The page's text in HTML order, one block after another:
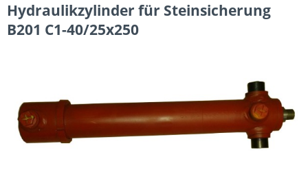
Hydraulikzylinder für Steinsicherung
B201 C1-40/25x250